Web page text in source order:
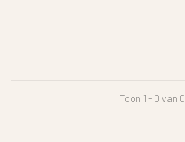
Toon 1 - 0 van 0